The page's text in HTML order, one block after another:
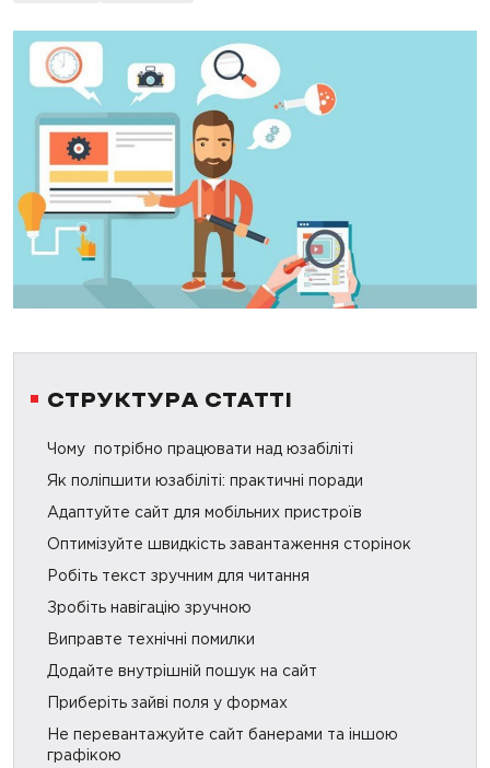
СТРУКТУРА СТАТТІ
Чому потрібно працювати над юзабіліті
Як поліпшити юзабіліті: практичні поради
Адаптуйте сайт для мобільних пристроїв
Оптимізуйте швидкість завантаження сторінок
Робіть текст зручним для читання
Зробіть навігацію зручною
Виправте технічні помилки
Додайте внутрішній пошук на сайт
Приберіть зайві поля у формах
Не перевантажуйте сайт банерами та іншою
графікою